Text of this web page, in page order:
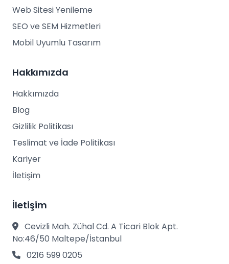
Web Sitesi Yenileme
SEO ve SEM Hizmetleri
Mobil Uyumlu Tasarım
Hakkımızda
Hakkımızda
Blog
Gizlilik Politikası
Teslimat ve İade Politikası
Kariyer
İletişim
İletişim
Cevizli Mah. Zühal Cd. A Ticari Blok Apt.
No:46/50 Maltepe/İstanbul
0216 599 0205